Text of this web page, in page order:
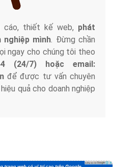
cáo, thiết kế web, phát
nghiệp mình. Đừng chần
ngay cho chúng tôi theo
(24/7) hoặc email:
để được tư vấn chuyên
quả cho doanh nghiệp